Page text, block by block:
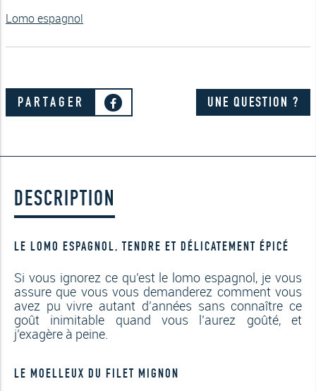
Lomo espagnol
PARTAGER UNE QUESTION ?
DESCRIPTION
LE LOMO ESPAGNOL, TENDRE ET DÉLICATEMENT ÉPICÉ
Si vous ignorez ce qu’est le lomo espagnol, je vous
assure que vous vous demanderez comment vous
avez pu vivre autant d’années sans connaître ce
goût inimitable quand vous l’aurez goûté, et
j’exagère à peine.
LE MOELLEUX DU FILET MIGNON